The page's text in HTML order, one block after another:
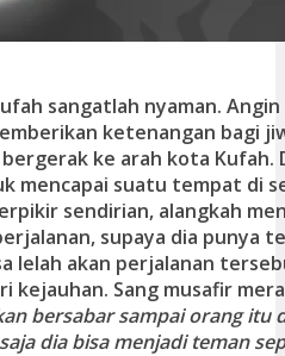
sangatlah nyaman.
ketenangan bagi
ke arah kota
mencapai suatu tempat di
sendirian, alangkah
supaya dia punya
lelah akan perjalanan
kejauhan. Sang musafir
bersabar sampai orang itu
dia bisa menjadi teman